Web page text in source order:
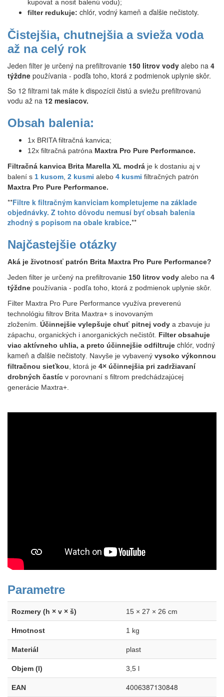
kupovať a nosiť balenú vodu);
filter redukuje: chlór, vodný kameň a ďalšie nečistoty.
Čistejšia, chutnejšia a svieža voda
až na celý rok
Jeden filter je určený na prefiltrovanie 150 litrov vody alebo na 4
týždne používania - podľa toho, ktorá z podmienok uplynie skôr.
So 12 filtrami tak máte k dispozícii čistú a sviežu prefiltrovanú
vodu až na 12 mesiacov.
Obsah balenia:
1x BRITA filtračná kanvica;
12x filtračná patróna Maxtra Pro Pure Performance.
Filtračná kanvica Brita Marella XL modrá je k dostaniu aj v
balení s 1 kusom, 2 kusmi alebo 4 kusmi filtračných patrón
Maxtra Pro Pure Performance.
**Filtre k filtračným kanviciam kompletujeme na základe
objednávky. Z tohto dôvodu nemusí byť obsah balenia
zhodný s popisom na obale krabice.**
Najčastejšie otázky
Aká je životnosť patrón Brita Maxtra Pro Pure Performance?
Jeden filter je určený na prefiltrovanie 150 litrov vody alebo na 4
týždne používania - podľa toho, ktorá z podmienok uplynie skôr.
Filter Maxtra Pro Pure Performance využíva preverenú
technológiu filtrov Brita Maxtra+ s inovovaným
zložením. Účinnejšie vylepšuje chuť pitnej vody a zbavuje ju
zápachu, organických i anorganických nečistôt. Filter obsahuje
viac aktívneho uhlia, a preto účinnejšie odfiltruje chlór, vodný
kameň a ďalšie nečistoty. Navyše je vybavený vysoko výkonnou
filtračnou sieťkou, ktorá je 4× účinnejšia pri zadržiavaní
drobných častíc v porovnaní s filtrom predchádzajúcej
generácie Maxtra+.
Parametre
Rozmery (h × v × š) 15 × 27 × 26 cm
Hmotnost 1 kg
Materiál plast
Objem (l) 3,5 l
EAN 4006387130848